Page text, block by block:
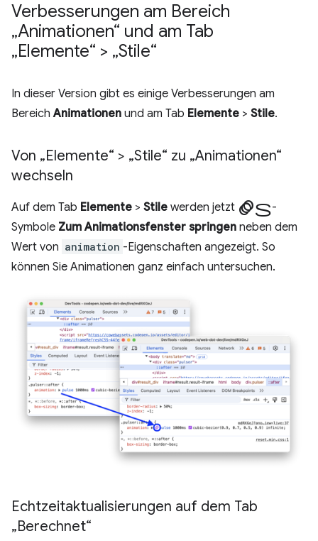
Verbesserungen am Bereich
„Animationen“ und am Tab
„Elemente“ > „Stile“
In dieser Version gibt es einige Verbesserungen am
BereichAnimationen und am Tab Elemente > Stile.
Von „Elemente“ > „Stile“ zu „Animationen“
wechseln
Auf dem Tab Elemente > Stile werden jetzt Animations-
Symbole Zum Animationsfenster springen neben dem
Wert von animation -Eigenschaften angezeigt. So
können Sie Animationen ganz einfach untersuchen.
Echtzeitaktualisierungen auf dem Tab
„Berechnet“